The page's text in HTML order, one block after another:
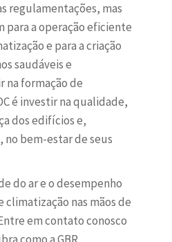
regulamentações, mas
a operação eficiente
e para a criação
saudáveis e
na formação de
é investir na qualidade,
dos edifícios e,
bem-estar de seus
do ar e o desempenho
climatização nas mãos de
em contato conosco